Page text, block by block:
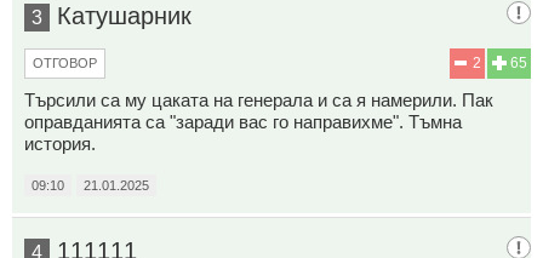
3 Катушарник
65
2
ОТГОВОР
Търсили са му цаката на генерала и са я намерили. Пак
оправданията са "заради вас го направихме". Тъмна
история.
09:10 21.01.2025
4 111111